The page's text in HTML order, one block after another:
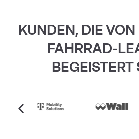
KUNDEN, DIE
FAHRRAD-
BEGEISTERT